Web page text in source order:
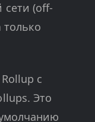
сети (off-
только
с
Это